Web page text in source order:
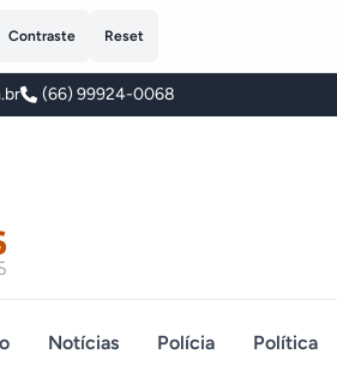
Contraste Reset
(66) 99924-0068
Notícias Polícia Política